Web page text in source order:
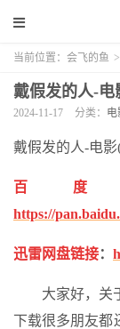
当前位置： 会飞的鱼 >
戴假发的人-电
2024-11-17 分类： 电
戴假发的人-电
百
https://
迅雷网盘链接：
大家好，关
下载很多朋友都